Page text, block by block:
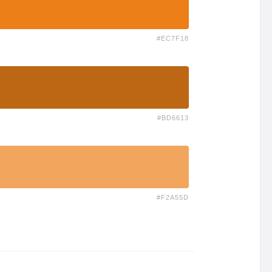
#EC7F18
#BD6613
#F2A55D